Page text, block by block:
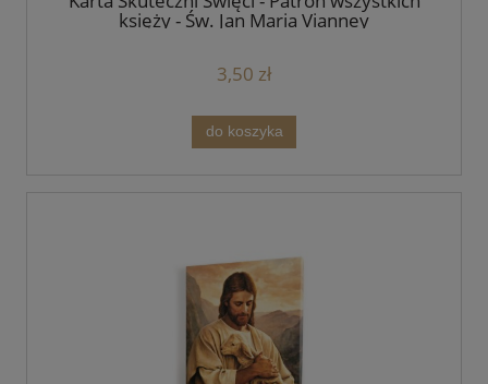
księży - Św. Jan Maria Vianney
3,50 zł
do koszyka